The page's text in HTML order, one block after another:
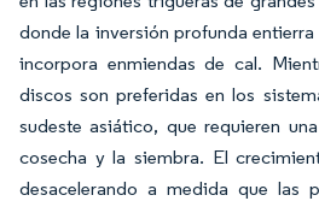
donde la inversión profunda entierra
incorpora enmiendas de cal.
discos son preferidas en los
sudeste asiático, que requieren
cosecha y la siembra. El
desacelerando a medida que las